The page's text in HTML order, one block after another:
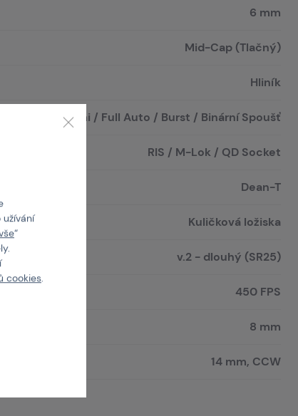
6 mm
Mid-Cap (Tlačný)
Hliník
Safe / Semi / Full Auto / Burst / Binární Spoušť
RIS / M-Lok / QD Socket
Dean-T
Kuličková ložiska
v.2 - dlouhý (SR25)
450 FPS
8 mm
14 mm, CCW
“
cookies.